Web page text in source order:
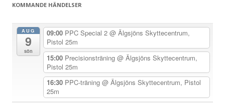
a
KOMMANDE HÄNDELSER
AUG
9
sön
09:00 PPC Special 2 @ Älgsjöns Skyttecentrum,
Pistol 25m
15:00 Precisionsträning @ Älgsjöns Skyttecentrum,
Pistol 25m
16:30 PPC-träning @ Älgsjöns Skyttecentrum, Pistol
25m